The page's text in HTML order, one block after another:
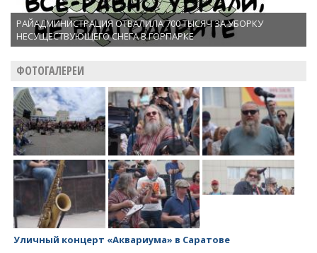
РАЙАДМИНИСТРАЦИЯ ОТВАЛИЛА 700 ТЫСЯЧ ЗА УБОРКУ
НЕСУЩЕСТВУЮЩЕГО СНЕГА В ГОРПАРКЕ
ФОТОГАЛЕРЕИ
Уличный концерт «Аквариума» в Саратове